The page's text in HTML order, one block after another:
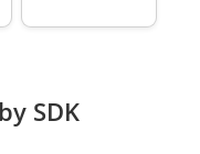
SDK